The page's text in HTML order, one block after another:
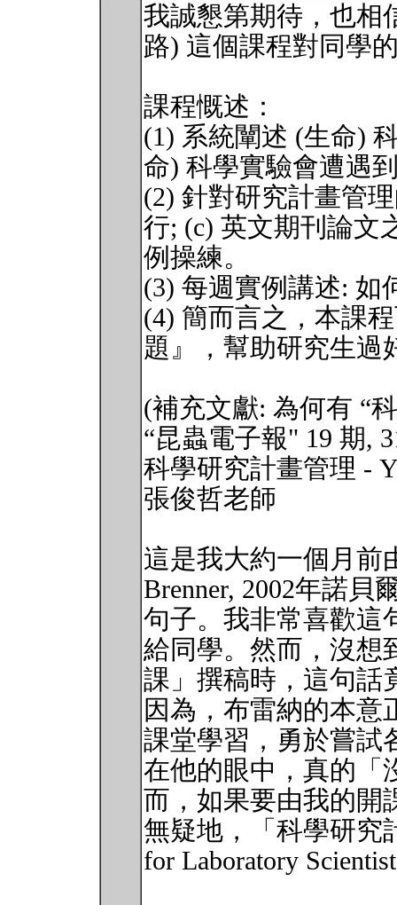
我誠懇第期待，也相
路) 這個課程對同學
課程慨述：
(1) 系統闡述 (生命)
命) 科學實驗會遭遇
(2) 針對研究計畫管
行; (c) 英文期刊論文
例操練。
(3) 每週實例講述: 如
(4) 簡而言之，本課
題』，幫助研究生過
(補充文獻: 為何有 “
“昆蟲電子報" 19 期,
科學研究計畫管理 -
張俊哲老師
這是我大約一個月前
Brenner, 2002年諾貝
句子。我非常喜歡這
給同學。然而，沒想
課」撰稿時，這句話
因為，布雷納的本意
課堂學習，勇於嘗試
在他的眼中，真的「
而，如果要由我的開
無疑地，「科學研究
for Laboratory